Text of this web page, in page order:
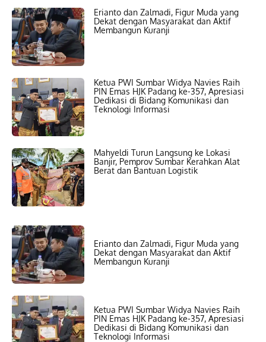
Erianto dan Zalmadi, Figur Muda yang
Dekat dengan Masyarakat dan Aktif
Membangun Kuranji
Ketua PWI Sumbar Widya Navies Raih
PIN Emas HJK Padang ke-357, Apresiasi
Dedikasi di Bidang Komunikasi dan
Teknologi Informasi
Mahyeldi Turun Langsung ke Lokasi
Banjir, Pemprov Sumbar Kerahkan Alat
Berat dan Bantuan Logistik
Erianto dan Zalmadi, Figur Muda yang
Dekat dengan Masyarakat dan Aktif
Membangun Kuranji
Ketua PWI Sumbar Widya Navies Raih
PIN Emas HJK Padang ke-357, Apresiasi
Dedikasi di Bidang Komunikasi dan
Teknologi Informasi